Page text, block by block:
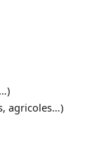
agricoles…)